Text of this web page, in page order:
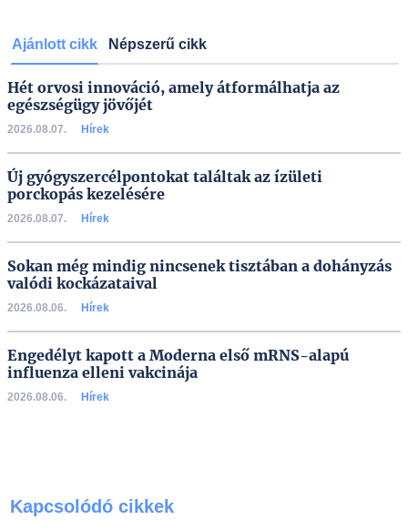
Ajánlott cikk Népszerű cikk
Hét orvosi innováció, amely átformálhatja az
egészségügy jövőjét
2026.08.07. Hírek
Új gyógyszercélpontokat találtak az ízületi
porckopás kezelésére
2026.08.07. Hírek
Sokan még mindig nincsenek tisztában a dohányzás
valódi kockázataival
2026.08.06. Hírek
Engedélyt kapott a Moderna első mRNS-alapú
influenza elleni vakcinája
2026.08.06. Hírek
Kapcsolódó cikkek